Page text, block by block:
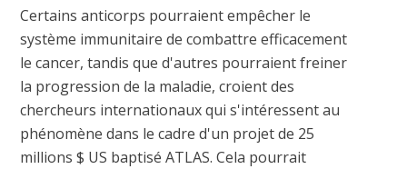
Certains anticorps pourraient empêcher le
système immunitaire de combattre efficacement
le cancer, tandis que d'autres pourraient freiner
la progression de la maladie, croient des
chercheurs internationaux qui s'intéressent au
phénomène dans le cadre d'un projet de 25
millions $ US baptisé ATLAS. Cela pourrait